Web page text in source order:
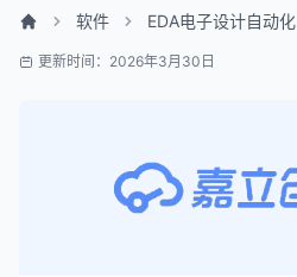
软件 EDA电子设计自动化
更新时间：2026年3月30日